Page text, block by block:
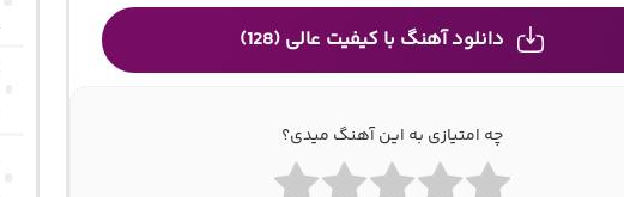
دانلود آهنگ با کیفیت عالی (128)
چه امتیازی به این آهنگ میدی؟